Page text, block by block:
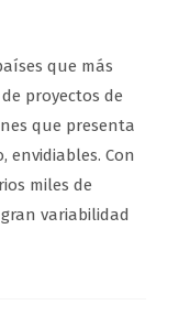
que más
proyectos de
que presenta
envidiables. Con
miles de
variabilidad